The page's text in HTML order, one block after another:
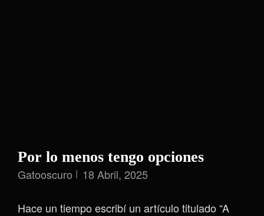
Por lo menos tengo opciones
Gatooscuro 18 Abril, 2025
Hace un tiempo escribí un artículo titulado “A